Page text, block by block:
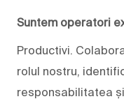
Suntem operatori
Productivi.
rolul nostru,
responsabilitatea